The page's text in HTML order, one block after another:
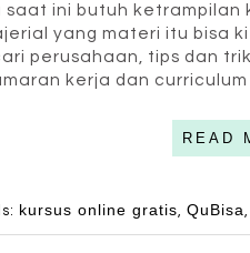
saat ini butuh ketrampilan
yang materi itu bisa
perusahaan, tips dan
kerja dan
READ
kursus online gratis,QuBisa